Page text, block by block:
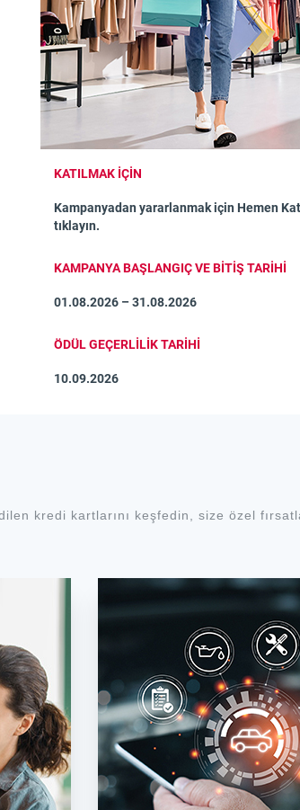
KATILMAK İÇİN
Kampanyadan yararlanmak için Hemen
tıklayın.
KAMPANYA BAŞLANGIÇ VE BİTİŞ TARİHİ
01.08.2026 – 31.08.2026
ÖDÜL GEÇERLİLİK TARİHİ
10.09.2026
kredi kartlarını keşfedin, size özel